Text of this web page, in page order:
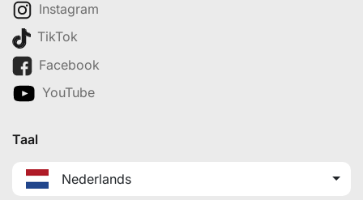
Instagram
TikTok
Facebook
YouTube
Taal
Nederlands